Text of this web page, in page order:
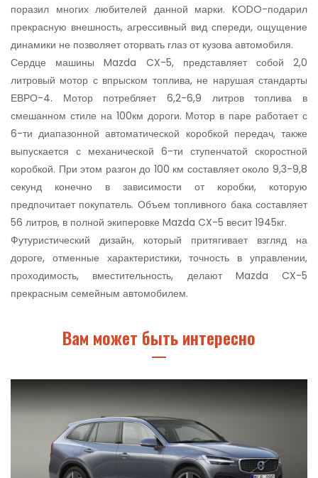
поразил многих любителей данной марки. KODO-подарил
прекрасную внешность, агрессивный вид спереди, ощущение
динамики не позволяет оторвать глаз от кузова автомобиля.
Сердце машины Mazda CX-5, представляет собой 2,0
литровый мотор с впрыском топлива, не нарушая стандарты
ЕВРО-4. Мотор потребляет 6,2-6,9 литров топлива в
смешанном стиле на 100км дороги. Мотор в паре работает с
6-ти диапазонной автоматической коробкой передач, также
выпускается с механической 6-ти ступенчатой скоростной
коробкой. При этом разгон до 100 км составляет около 9,3-9,8
секунд конечно в зависимости от коробки, которую
предпочитает покупатель. Объем топливного бака составляет
56 литров, в полной экиперовке Mazda CX-5 весит 1945кг.
Футуристический дизайн, который притягивает взгляд на
дороге, отменные характеристики, точность в управлении,
проходимость, вместительность, делают Mazda CX-5
прекрасным семейным автомобилем.
Вам может быть интересно